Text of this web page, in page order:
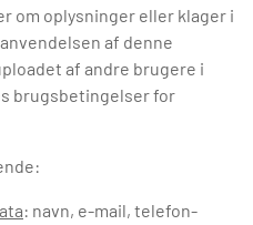
om oplysninger eller klager i
af denne
af andre brugere i
brugsbetingelser for
: navn, e-mail, telefon-